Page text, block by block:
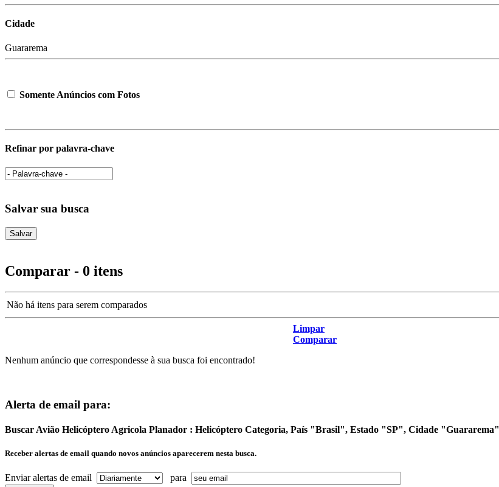
Cidade
Guararema
Somente Anúncios com Fotos
Refinar por palavra-chave
Salvar sua busca
Comparar - 0 itens
Não há itens para serem comparados
Limpar
Comparar
Nenhum anúncio que correspondesse à sua busca foi encontrado!
Alerta de email para:
Buscar Avião Helicóptero Agricola Planador : Helicóptero Categoria, País "Brasil", Estado "SP", Cidade "Guararema"
Receber alertas de email quando novos anúncios aparecerem nesta busca.
Enviar alertas de email para